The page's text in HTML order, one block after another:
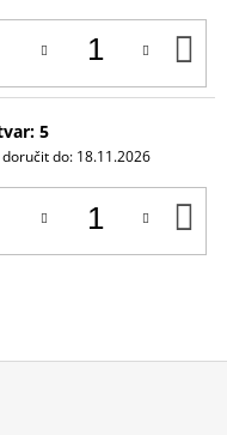
5
do: 18.11.2026